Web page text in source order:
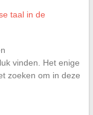
taal in de
vinden. Het enige
zoeken om in deze